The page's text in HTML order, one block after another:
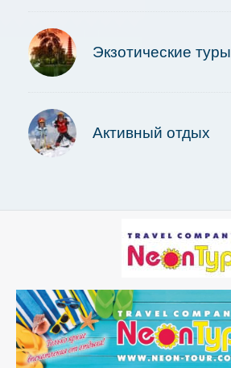
Экзотические туры
Активный отдых